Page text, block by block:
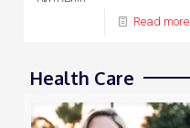
Read more
Health Care